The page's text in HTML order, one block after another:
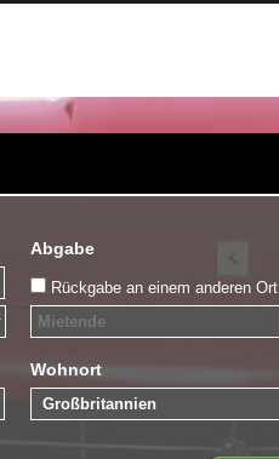
Abgabe
Rückgabe an einem anderen Ort
Wohnort